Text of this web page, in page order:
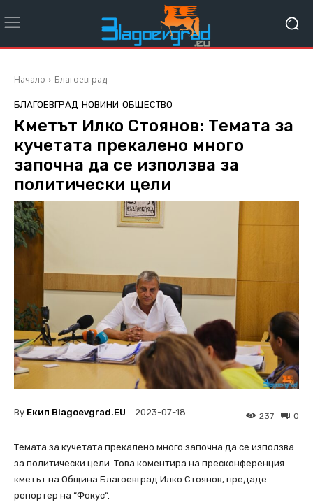
Начало Благоевград
БЛАГОЕВГРАД НОВИНИ ОБЩЕСТВО
Кметът Илко Стоянов: Темата за
кучетата прекалено много
започна да се използва за
политически цели
By Екип Blagoevgrad.EU 2023-07-18 0
237
Темата за кучетата прекалено много започна да се използва
за политически цели. Това коментира на пресконференция
кметът на Община Благоевград Илко Стоянов, предаде
репортер на “Фокус“.